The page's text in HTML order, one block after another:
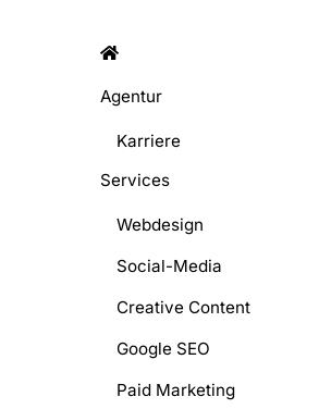
Agentur
Karriere
Services
Webdesign
Social-Media
Creative Content
Google SEO
Paid Marketing